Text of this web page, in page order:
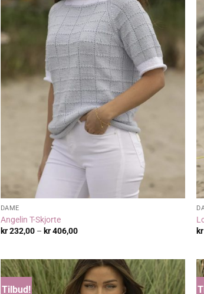
DAME
Angelin T-Skjorte
kr232,00 – kr406,00Prisområde:
kr
Tilbud!